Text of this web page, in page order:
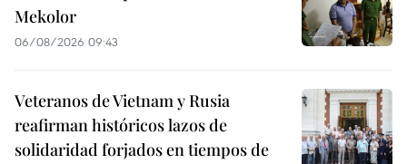
Mekolor
06/08/2026 09:43
Veteranos de Vietnam y Rusia
reafirman históricos lazos de
solidaridad forjados en tiempos de